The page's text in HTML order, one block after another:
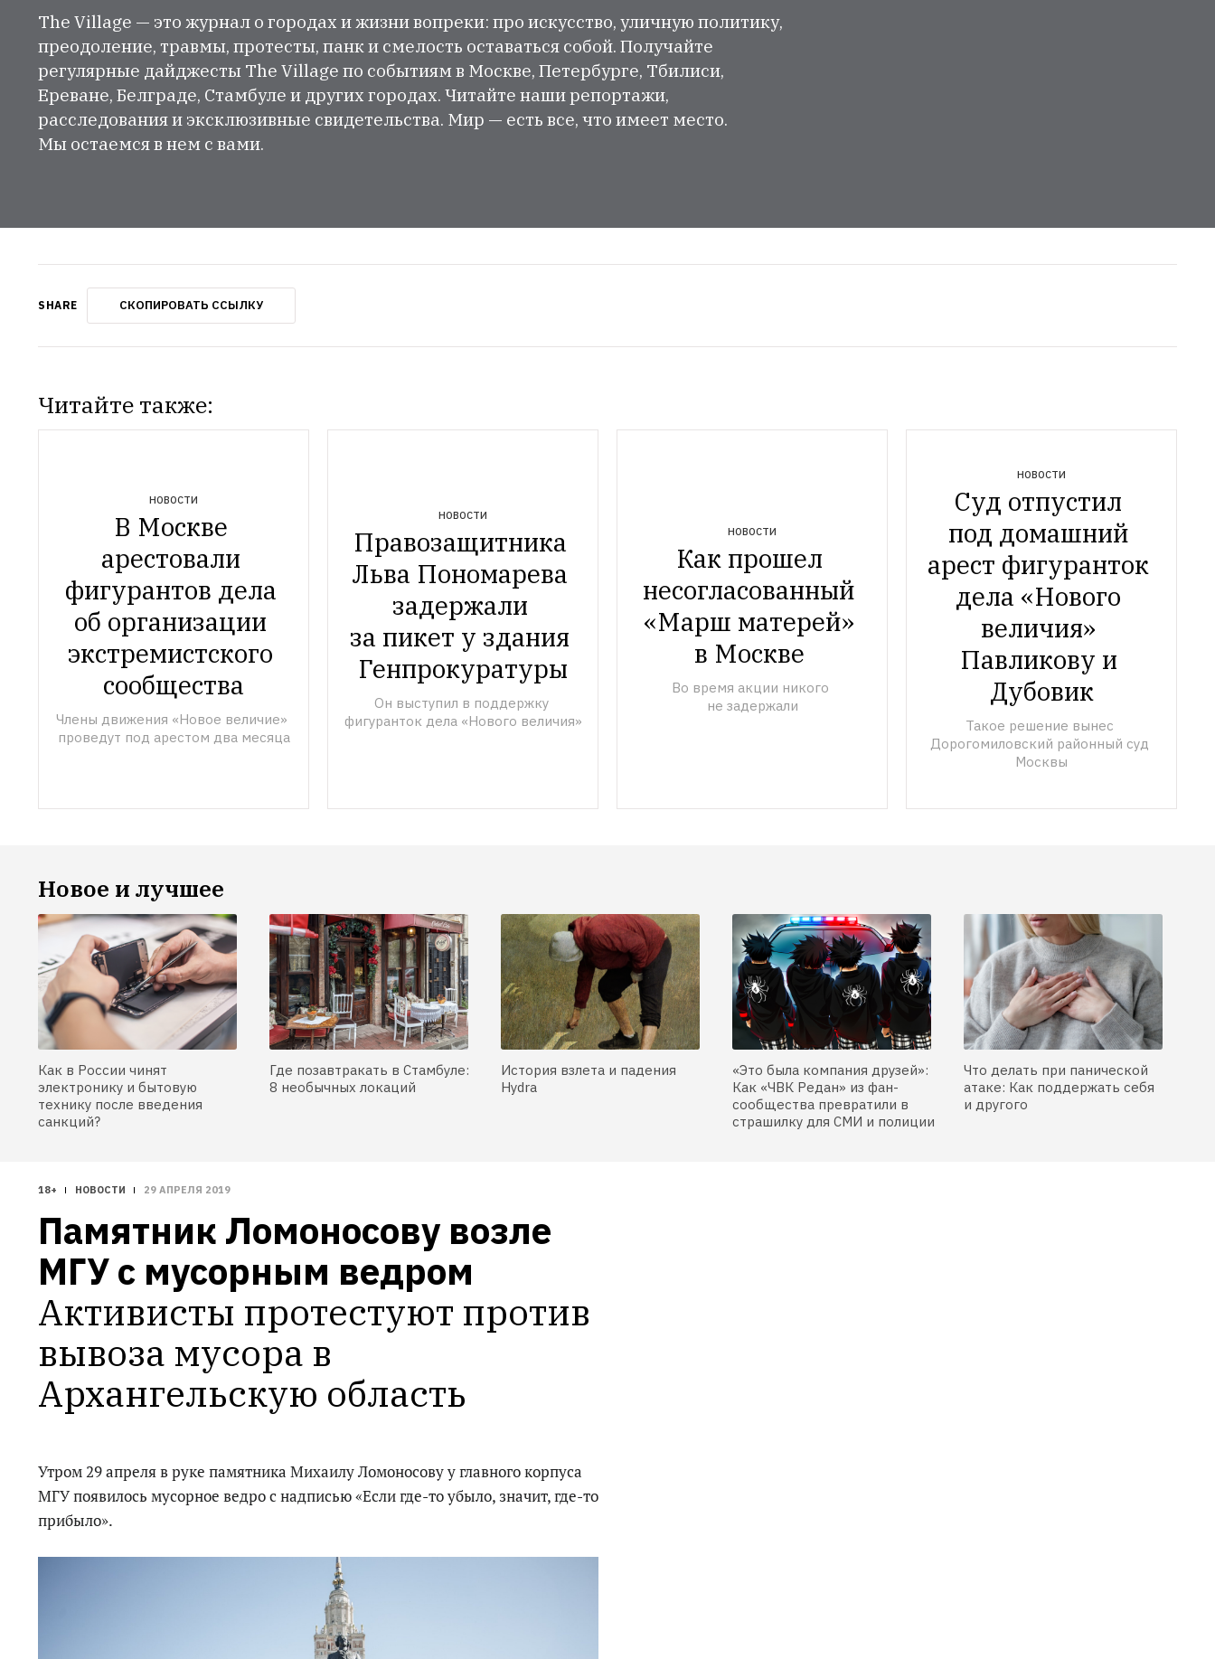
The Village — это журнал о городах и жизни вопреки: про искусство, уличную политику,
преодоление, травмы, протесты, панк и смелость оставаться собой. Получайте
регулярные дайджесты The Village по событиям в Москве, Петербурге, Тбилиси,
Ереване, Белграде, Стамбуле и других городах. Читайте наши репортажи,
расследования и эксклюзивные свидетельства. Мир — есть все, что имеет место.
Мы остаемся в нем с вами.
SHARE СКОПИРОВАТЬ ССЫЛКУ
Читайте также:
НОВОСТИ
В Москве
арестовали
фигурантов дела
об организации
экстремистского
сообщества
Члены движения «Новое величие»
проведут под арестом два месяца
НОВОСТИ
Правозащитника
Льва Пономарева
задержали
за пикет у здания
Генпрокуратуры
Он выступил в поддержку
фигуранток дела «Нового величия»
НОВОСТИ
Как прошел
несогласованный
«Марш матерей»
в Москве
Во время акции никого
не задержали
НОВОСТИ
Суд отпустил
под домашний
арест фигуранток
дела «Нового
величия»
Павликову и
Дубовик
Такое решение вынес
Дорогомиловский районный суд
Москвы
Новое и лучшее
Как в России чинят
электронику и бытовую
технику после введения
санкций?
Где позавтракать в Стамбуле:
8 необычных локаций
История взлета и падения
Hydra
«Это была компания друзей»:
Как «ЧВК Редан» из фан-
сообщества превратили в
страшилку для СМИ и полиции
Что делать при панической
атаке: Как поддержать себя
и другого
18+ НОВОСТИ 29 АПРЕЛЯ 2019
Памятник Ломоносову возле
МГУ с мусорным ведром
Активисты протестуют против
вывоза мусора в
Архангельскую область
Утром 29 апреля в руке памятника Михаилу Ломоносову у главного корпуса
МГУ появилось мусорное ведро с надписью «Если где-то убыло, значит, где-то
прибыло».